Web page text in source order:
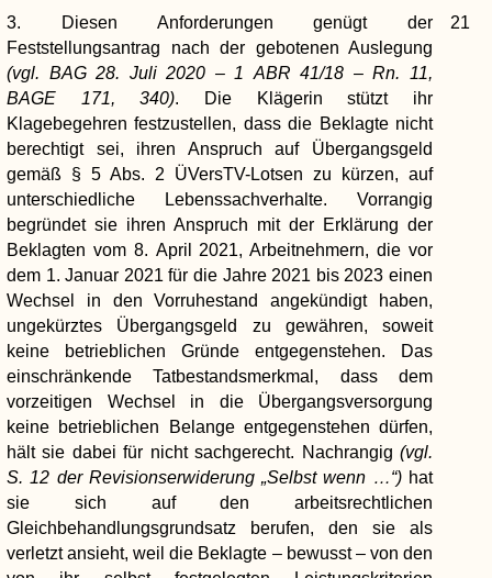
21
3. Diesen Anforderungen genügt der
Feststellungsantrag nach der gebotenen Auslegung
(vgl. BAG 28. Juli 2020 – 1 ABR 41/18 – Rn. 11,
BAGE 171, 340). Die Klägerin stützt ihr
Klagebegehren festzustellen, dass die Beklagte nicht
berechtigt sei, ihren Anspruch auf Übergangsgeld
gemäß § 5 Abs. 2 ÜVersTV-Lotsen zu kürzen, auf
unterschiedliche Lebenssachverhalte. Vorrangig
begründet sie ihren Anspruch mit der Erklärung der
Beklagten vom 8. April 2021, Arbeitnehmern, die vor
dem 1. Januar 2021 für die Jahre 2021 bis 2023 einen
Wechsel in den Vorruhestand angekündigt haben,
ungekürztes Übergangsgeld zu gewähren, soweit
keine betrieblichen Gründe entgegenstehen. Das
einschränkende Tatbestandsmerkmal, dass dem
vorzeitigen Wechsel in die Übergangsversorgung
keine betrieblichen Belange entgegenstehen dürfen,
hält sie dabei für nicht sachgerecht. Nachrangig (vgl.
S. 12 der Revisionserwiderung „Selbst wenn …“)hat
sie sich auf den arbeitsrechtlichen
Gleichbehandlungsgrundsatz berufen, den sie als
verletzt ansieht, weil die Beklagte – bewusst – von den